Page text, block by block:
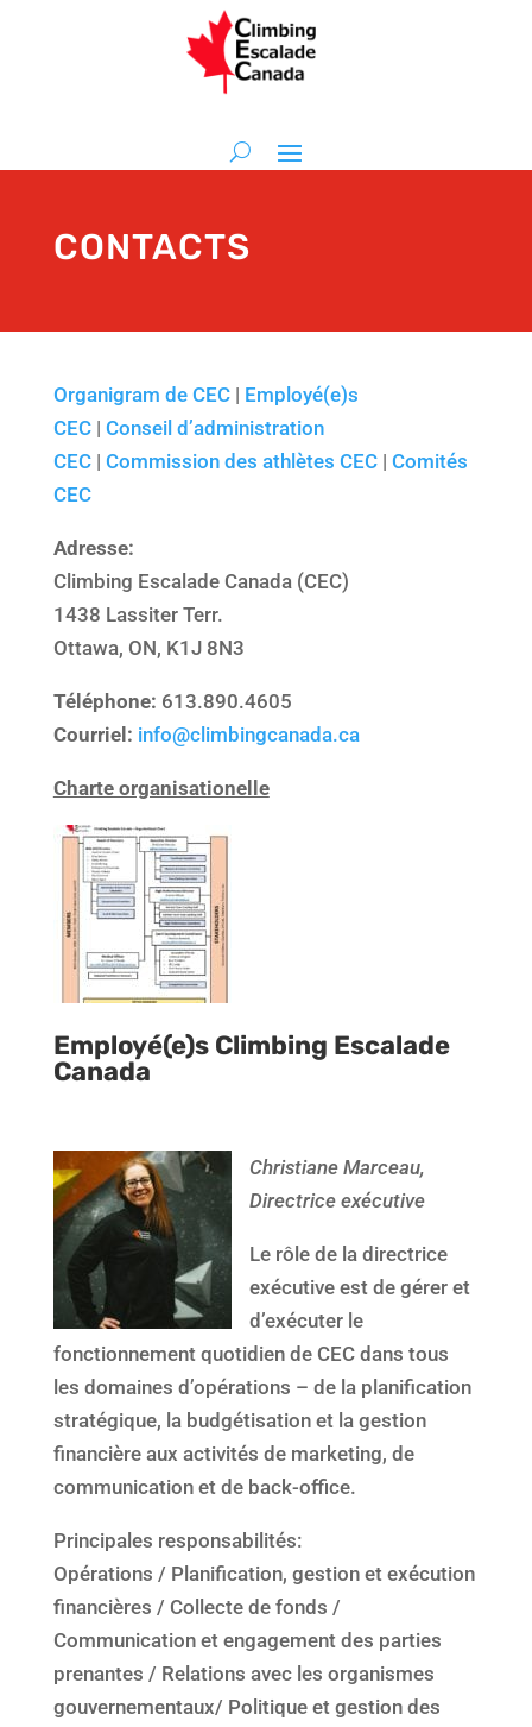
CONTACTS
Organigram de CEC| Employé(e)s
CEC| Conseil d’administration
CEC| Commission des athlètes CEC| Comités
CEC
Adresse:
Climbing Escalade Canada (CEC)
1438 Lassiter Terr.
Ottawa, ON, K1J 8N3
Téléphone: 613.890.4605
Courriel: info@climbingcanada.ca
Charte organisationelle
Employé(e)s Climbing Escalade
Canada
Christiane Marceau,
Directrice exécutive
Le rôle de la directrice
exécutive est de gérer et
d’exécuter le
fonctionnement quotidien de CEC dans tous
les domaines d’opérations – de la planification
stratégique, la budgétisation et la gestion
financière aux activités de marketing, de
communication et de back-office.
Principales responsabilités:
Opérations / Planification, gestion et exécution
financières / Collecte de fonds /
Communication et engagement des parties
prenantes / Relations avec les organismes
gouvernementaux/ Politique et gestion des